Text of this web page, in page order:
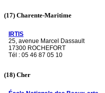
(17) Charente-Maritime
IRTIS
25, avenue Marcel Dassault
17300 ROCHEFORT
Tél : 05 46 87 05 10
(18) Cher